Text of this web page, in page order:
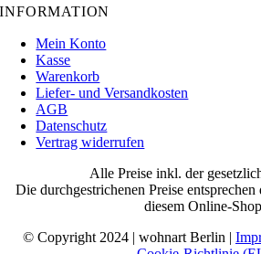
INFORMATION
Mein Konto
Kasse
Warenkorb
Liefer- und Versandkosten
AGB
Datenschutz
Vertrag widerrufen
Alle Preise inkl. der
Die durchgestrichenen Preise
diesem Online-
© Copyright 2024 | wohnart Berlin |